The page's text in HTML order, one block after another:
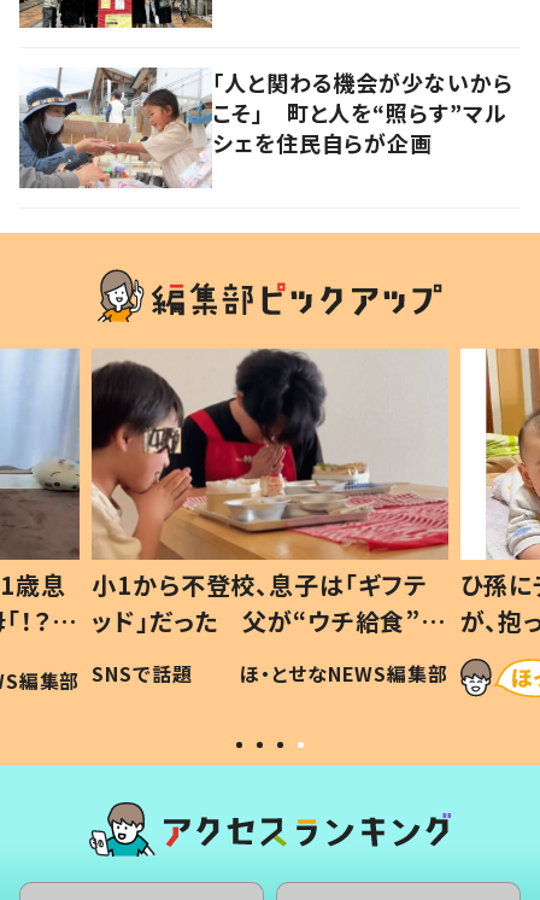
「人と関わる機会が少ないから
こそ」 町と人を“照らす”マル
シェを住民自らが企画
歳息
？」
編集部
小1から不登校、息子は「ギフテ
ッド」だった 父が“ウチ給食”を
作り続ける理由とは #令和の親
#令和の子
SNSで話題 ほ・とせなNEWS編集部
ひ孫
が、
「涙が
い」